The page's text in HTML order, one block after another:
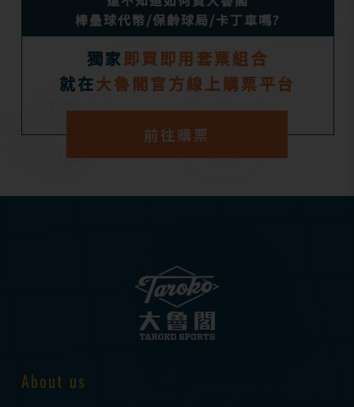
棒壘球代幣/保齡球局/卡丁車嗎?
獨家即買即用套票組合
就在大魯閣官方線上購票平台
前往購票
About us